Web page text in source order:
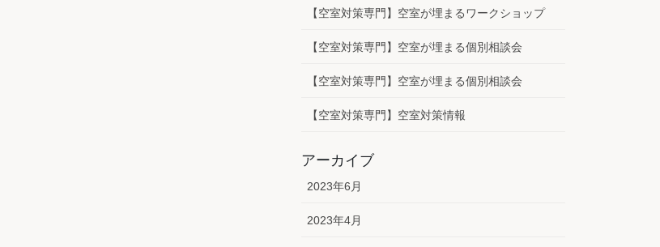
【空室対策専門】空室が埋まるワークショップ
【空室対策専門】空室が埋まる個別相談会
【空室対策専門】空室が埋まる個別相談会
【空室対策専門】空室対策情報
アーカイブ
2023年6月
2023年4月